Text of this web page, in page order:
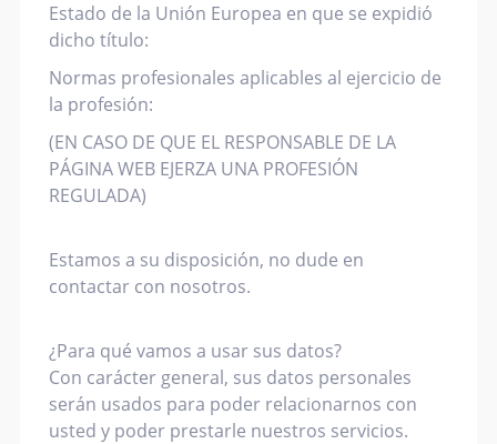
Estado de la Unión Europea en que se expidió
dicho título:
Normas profesionales aplicables al ejercicio de
la profesión:
(EN CASO DE QUE EL RESPONSABLE DE LA
PÁGINA WEB EJERZA UNA PROFESIÓN
REGULADA)
Estamos a su disposición, no dude en
contactar con nosotros.
¿Para qué vamos a usar sus datos?
Con carácter general, sus datos personales
serán usados para poder relacionarnos con
usted y poder prestarle nuestros servicios.